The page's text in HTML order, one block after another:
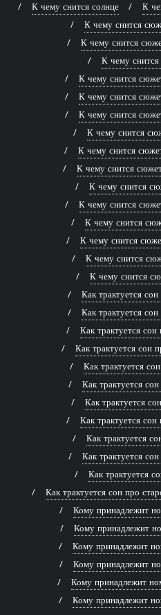
К чему снится солнце
К
К чему снится
К чему снится
К чему
К чему снится
К чему снится
К чему снится
К чему снится
К чему снится
К чему снится
К чему снится
К чему снится
К чему снится
К чему снится
К чему снится
К чему снится
Как трактуется
Как трактуется
Как трактуется
Как трактуется сон
Как трактуется
Как трактуется
Как трактуется
Как трактуется
Как трактуется
Как трактуется
Как трактуется
Как трактуется сон про
Кому принадлежит
Кому принадлежит
Кому принадлежит
Кому принадлежит
Кому принадлежит
Кому принадлежит